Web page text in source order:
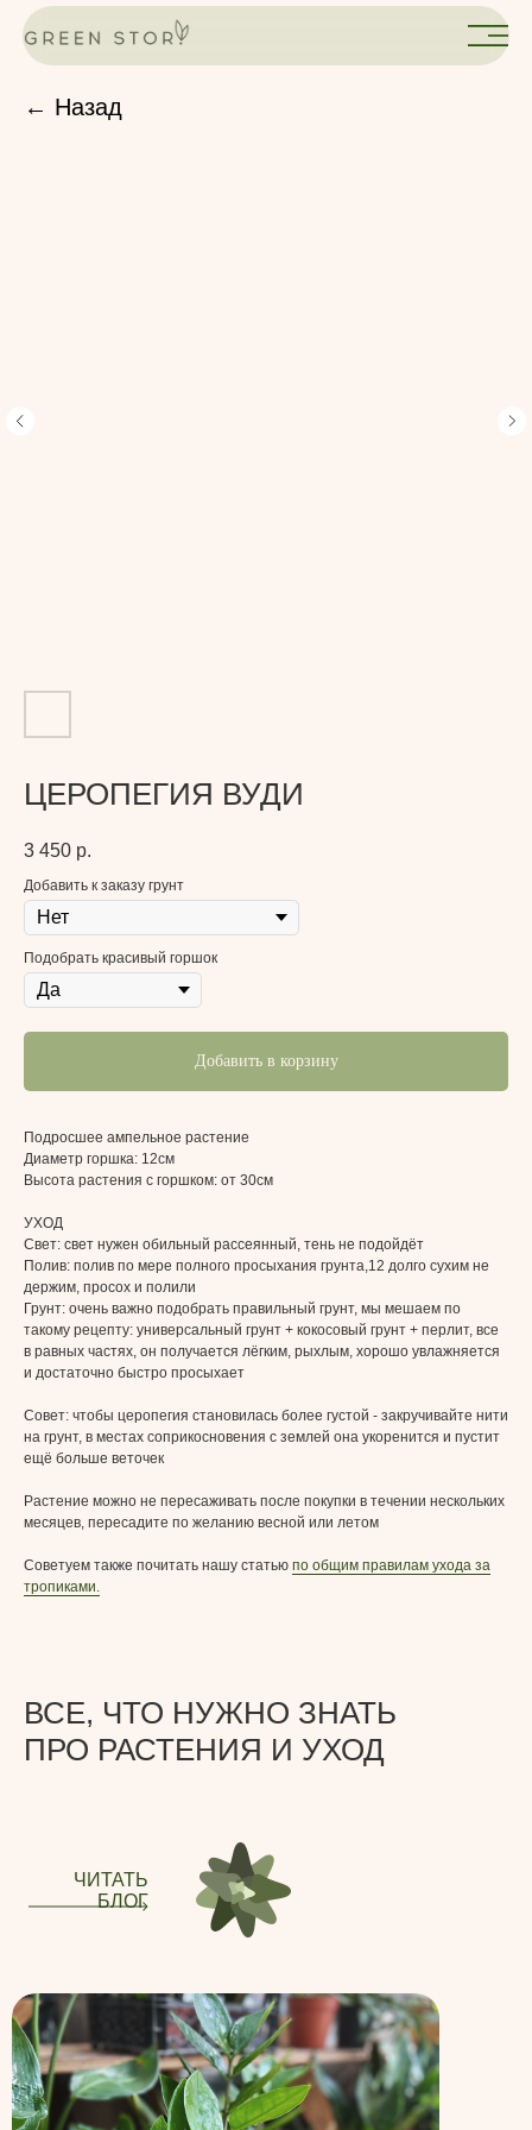
← Назад
ЦЕРОПЕГИЯ ВУДИ
3 450 р.
Добавить к заказу грунт
Подобрать красивый горшок
Добавить в корзину
Подросшее ампельное растение
Диаметр горшка: 12см
Высота растения с горшком: от 30см
УХОД
Свет: свет нужен обильный рассеянный, тень не подойдёт
Полив: полив по мере полного просыхания грунта,12 долго сухим не
держим, просох и полили
Грунт: очень важно подобрать правильный грунт, мы мешаем по
такому рецепту: универсальный грунт + кокосовый грунт + перлит, все
в равных частях, он получается лёгким, рыхлым, хорошо увлажняется
и достаточно быстро просыхает
Совет: чтобы церопегия становилась более густой - закручивайте нити
на грунт, в местах соприкосновения с землей она укоренится и пустит
ещё больше веточек
Растение можно не пересаживать после покупки в течении нескольких
месяцев, пересадите по желанию весной или летом
Советуем также почитать нашу статью по общим правилам ухода за
тропиками.
ВСЕ, ЧТО НУЖНО ЗНАТЬ
ПРО РАСТЕНИЯ И УХОД
ЧИТАТЬ
БЛОГ